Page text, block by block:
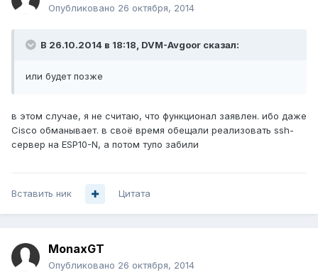
Опубликовано 26 октября, 2014
В 26.10.2014 в 18:18, DVM-Avgoor сказал:
или будет позже
в этом случае, я не считаю, что функционал заявлен. ибо даже
Cisco обманывает. в своё время обещали реализовать ssh-
сервер на ESP10-N, а потом тупо забили
Вставить ник Цитата
MonaxGT
Опубликовано 26 октября, 2014